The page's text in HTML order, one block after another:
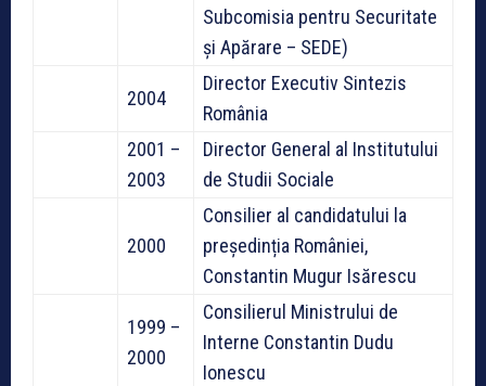
Subcomisia pentru Securitate
și Apărare – SEDE)
2004
Director Executiv Sintezis
România
2001 –
2003
Director General al Institutului
de Studii Sociale
2000
Consilier al candidatului la
președinția României,
Constantin Mugur Isărescu
1999 –
2000
Consilierul Ministrului de
Interne Constantin Dudu
Ionescu